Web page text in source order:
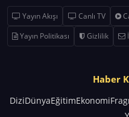
Yayın Akışı Canlı TV
Yayın Politikası
Gizlilik
Haber
DiziDünyaEğitimEkonomi